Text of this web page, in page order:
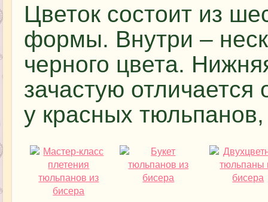
Цветок состоит из
формы. Внутри –
черного цвета.
зачастую
у красных